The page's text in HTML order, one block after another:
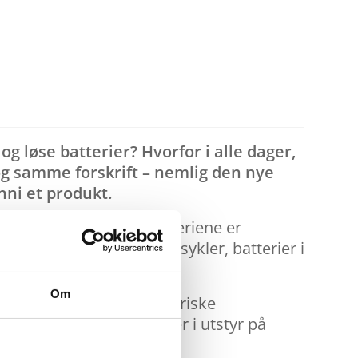
Om
løse batterier? Hvorfor i alle dager,
samme forskrift – nemlig den nye
et produkt.
ingen rolle om batteriene er
batterier i elsykler, batterier i
av eksempelvis elektriske
forholde seg til batterier i utstyr på